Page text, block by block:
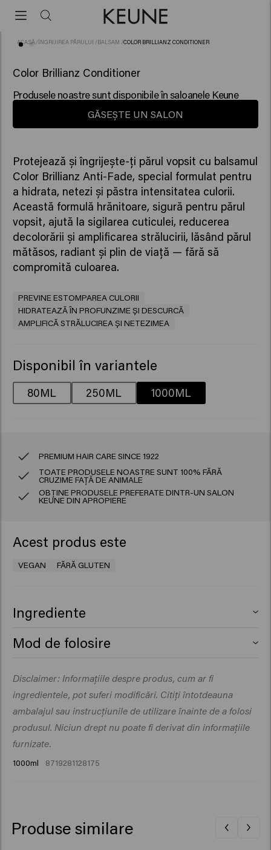
ACASĂ /ÎNGRIJIREA PĂRULUI /BALSAM /COLOR BRILLIANZ CONDITIONER
Color Brillianz Conditioner
Produsele noastre sunt disponibile în saloanele Keune
GĂSEȘTE UN SALON
Protejează și îngrijește-ți părul vopsit cu balsamul
Color Brillianz Anti-Fade, special formulat pentru
a hidrata, netezi și păstra intensitatea culorii.
Această formulă hrănitoare, sigură pentru părul
vopsit, ajută la sigilarea cuticulei, reducerea
decolorării și amplificarea strălucirii, lăsând părul
mătăsos, radiant și plin de viață — fără să
compromită culoarea.
PREVINE ESTOMPAREA CULORII
HIDRATEAZĂ ÎN PROFUNZIME ȘI DESCURCĂ
AMPLIFICĂ STRĂLUCIREA ȘI NETEZIMEA
Disponibil în variantele
80ML 250ML 1000ML
PREMIUM HAIR CARE SINCE 1922
TOATE PRODUSELE NOASTRE SUNT 100% FĂRĂ
CRUZIME FAȚĂ DE ANIMALE
OBȚINE PRODUSELE PREFERATE DINTR-UN SALON
KEUNE DIN APROPIERE
Acest produs este
VEGAN FĂRĂ GLUTEN
Ingrediente
Behentrimonium Chloride, Isopropyl Myristate,
Dimethylamine, Citric Acid, Parfum (Fragrance), Silicone
Quaternium-22, Isopropyl Alcohol, Sodium Benzoate,
Dipropylene Glycol, Butyrospermum Parkii (Shea)
Butter, Guar Hydroxypropyltrimonium Chloride,
Panthenol, Hydrolyzed Vegetable Protein PG-Propyl
Betaine, Helianthus Annuus (Sunflower) Seed Extract,
Acetyloctahydronaphthalenes.​
Mod de folosire
clătește bine.
Disclaimer: Informațiile despre produs, cum ar fi
ingredientele, pot suferi modificări. Citiți întotdeauna
ambalajul sau instrucțiunile de utilizare înainte de a folosi
produsul. Niciun drept nu poate fi derivat din informațiile
furnizate.
1000ml 8719281128175
Produse similare